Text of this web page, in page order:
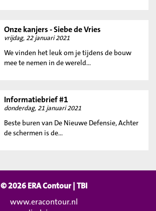
Onze kanjers - Siebe de Vries
vrijdag, 22 januari 2021
We vinden het leuk om je tijdens de bouw
mee te nemen in de wereld...
Informatiebrief #1
donderdag, 21 januari 2021
Beste buren van De Nieuwe Defensie, Achter
de schermen is de...
© 2026 ERA Contour | TBI
www.eracontour.nl